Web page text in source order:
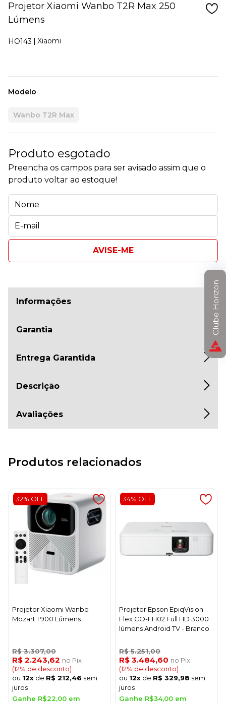
Projetor Xiaomi Wanbo T2R Max 250
Lúmens
HO143 Xiaomi
Modelo
Wanbo T2R Max
Produto esgotado
Preencha os campos para ser avisado assim que o
produto voltar ao estoque!
AVISE-ME
Informações
Garantia
Entrega Garantida
Descrição
Avaliações
Produtos relacionados
32% OFF
Projetor Xiaomi Wanbo
Mozart 1 900 Lúmens
R$ 3.307,00
R$ 2.243,62 no Pix
(12% de desconto)
ou 12x de R$ 212,46 sem
juros
Ganhe R$22,00 em
34% OFF
Projetor Epson EpiqVision
Flex CO-FH02 Full HD 3000
lúmens Android TV - Branco
R$ 5.251,00
R$ 3.484,60 no Pix
(12% de desconto)
ou 12x de R$ 329,98 sem
juros
Ganhe R$34,00 em
Clube Horizon